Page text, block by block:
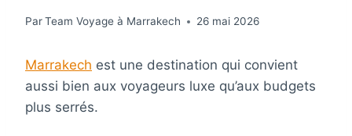
ParTeam Voyage à Marrakech 26 mai 2026
Marrakech est une destination qui convient
aussi bien aux voyageurs luxe qu’aux budgets
plus serrés.